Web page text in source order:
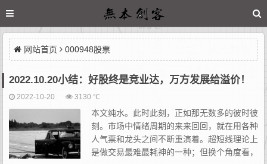
网站首页 000948股票
2022.10.20小结：好股终是竞业达，万方发展给溢价！
2022-10-20 3130 ℃
本文纯水。此时此刻，正如那无数多的彼时彼
刻。市场中情绪周期的来来回回，就在用各种
人气票和龙头之间不断重演着。超短线理论上
是做交易最难最耗神的一种；但换个角度看，